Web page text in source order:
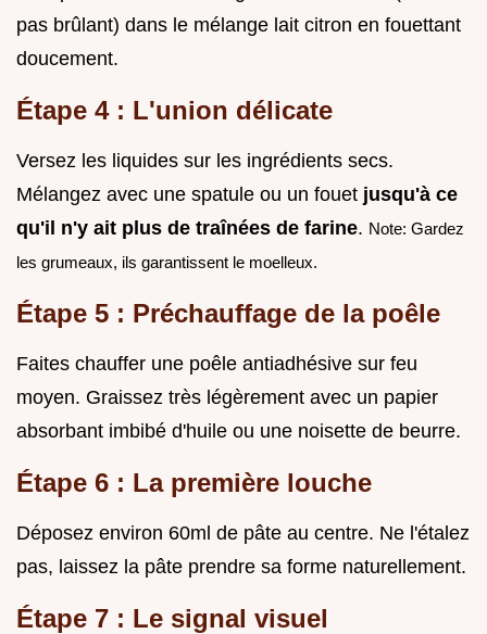
pas brûlant) dans le mélange lait citron en fouettant
doucement.
Étape 4 : L'union délicate
Versez les liquides sur les ingrédients secs.
Mélangez avec une spatule ou un fouet jusqu'à ce
qu'il n'y ait plus de traînées de farine. Note: Gardez
les grumeaux, ils garantissent le moelleux.
Étape 5 : Préchauffage de la poêle
Faites chauffer une poêle antiadhésive sur feu
moyen. Graissez très légèrement avec un papier
absorbant imbibé d'huile ou une noisette de beurre.
Étape 6 : La première louche
Déposez environ 60ml de pâte au centre. Ne l'étalez
pas, laissez la pâte prendre sa forme naturellement.
Étape 7 : Le signal visuel